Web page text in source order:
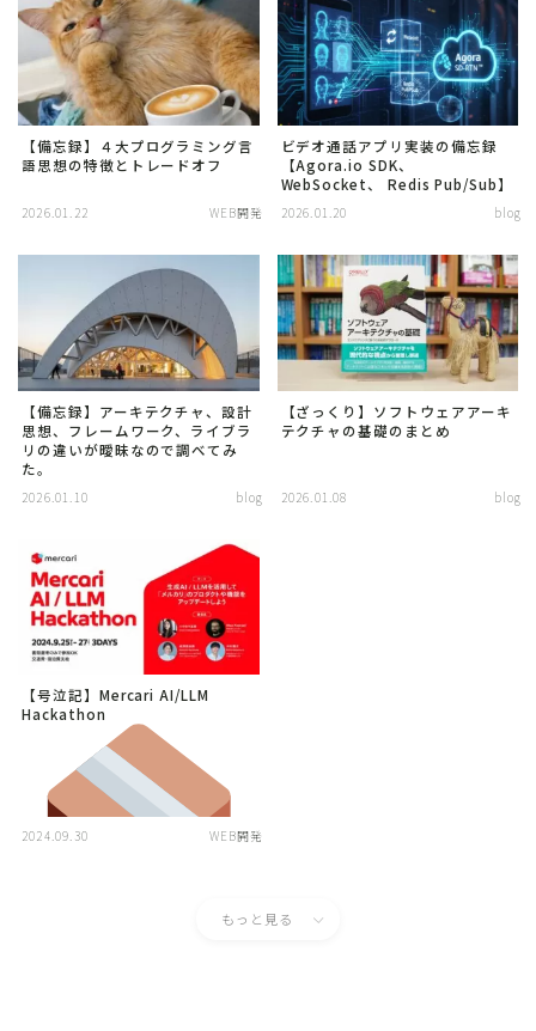
【備忘録】４大プログラミング言
語思想の特徴とトレードオフ
2026.01.22 WEB開発
ビデオ通話アプリ実装の備忘録
【Agora.io SDK、
WebSocket、 Redis Pub/Sub】
2026.01.20 blog
【備忘録】アーキテクチャ、設計
思想、フレームワーク、ライブラ
リの違いが曖昧なので調べてみ
た。
2026.01.10 blog
【ざっくり】ソフトウェアアーキ
テクチャの基礎のまとめ
2026.01.08 blog
【号泣記】Mercari AI/LLM
Hackathon
2024.09.30 WEB開発
もっと見る